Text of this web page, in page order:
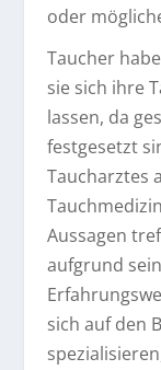
oder
Taucher
sie sich ihre
lassen, da
festgesetzt
Taucharztes
Aussagen
aufgrund
sich auf den